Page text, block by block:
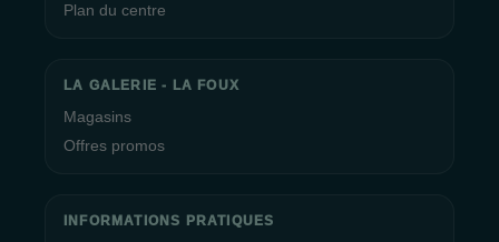
Plan du centre
LA GALERIE - LA FOUX
Magasins
Offres promos
INFORMATIONS PRATIQUES